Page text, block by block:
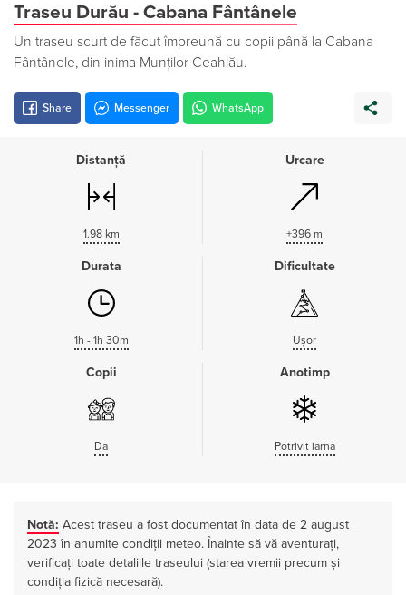
Traseu Durău - Cabana Fântânele
Un traseu scurt de făcut împreună cu copii până la Cabana
Fântânele, din inima Munților Ceahlău.
Share Messenger WhatsApp
Distanță
1.98 km
Urcare
+396 m
Durata
1h - 1h 30m
Dificultate
Ușor
Copii
Da
Anotimp
Potrivit iarna
Notă: Acest traseu a fost documentat în data de 2 august
2023 în anumite condiții meteo. Înainte să vă aventurați,
verificați toate detaliile traseului (starea vremii precum și
condiția fizică necesară).